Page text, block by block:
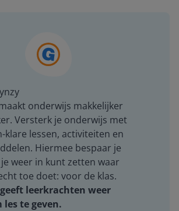
onderwijs makkelijker
Versterk je onderwijs met
klare lessen, activiteiten en
Hiermee bespaar je
weer in kunt zetten waar
toe doet: voor de klas.
leerkrachten weer
te geven.